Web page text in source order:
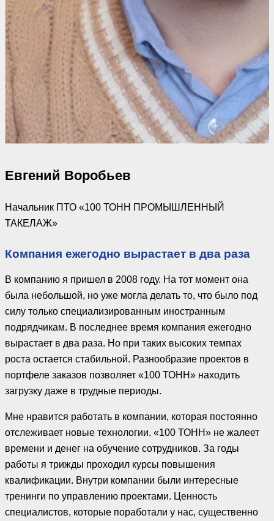
Евгений Воробьев
Начальник ПТО «100 ТОНН ПРОМЫШЛЕННЫЙ
ТАКЕЛАЖ»
Компания ежегодно вырастает в два раза
В компанию я пришел в 2008 году. На тот момент она
была небольшой, но уже могла делать то, что было под
силу только специализированным иностранным
подрядчикам. В последнее время компания ежегодно
вырастает в два раза. Но при таких высоких темпах
роста остается стабильной. Разнообразие проектов в
портфеле заказов позволяет «100 ТОНН» находить
загрузку даже в трудные периоды.
Мне нравится работать в компании, которая постоянно
отслеживает новые технологии. «100 ТОНН» не жалеет
времени и денег на обучение сотрудников. За годы
работы я трижды проходил курсы повышения
квалификации. Внутри компании были интересные
тренинги по управлению проектами. Ценность
специалистов, которые поработали у нас, существенно